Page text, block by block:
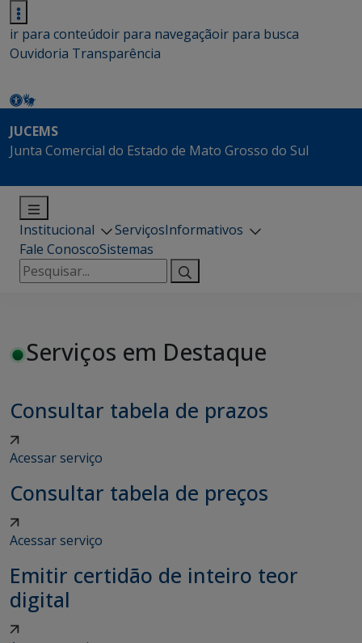
ir para conteúdoir para navegaçãoir para busca
Ouvidoria Transparência
JUCEMS
Junta Comercial do Estado de Mato Grosso do Sul
Institucional ServiçosInformativos
Fale ConoscoSistemas
Pesquisar
por:
Serviços em Destaque
Consultar tabela de prazos
Acessar serviço
Consultar tabela de preços
Acessar serviço
Emitir certidão de inteiro teor
digital